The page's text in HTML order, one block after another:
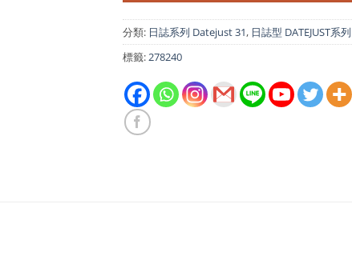
分類: 日誌系列 Datejust 31, 日誌型 DATEJUST系列
標籤:278240